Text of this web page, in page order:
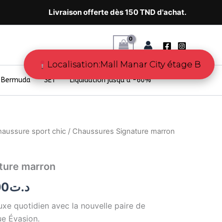
Livraison offerte dès 150 TND d'achat.
Bermuda SET Liquidation jusqu’à -60%
sport chic / Chaussures Signature marron
marron
:
د.ت169.00.
د.ت
Le
actuel
est :
د.ت98.00.
quotidien avec la nouvelle paire de
Évasion.
Localisation:Mall Manar City étage B